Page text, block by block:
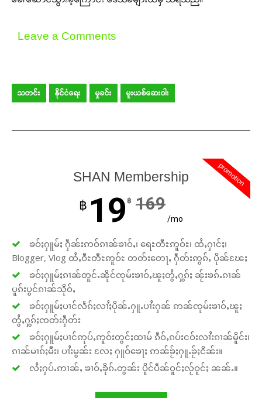
Leave a Comments
သတင်း နိုင်ငံရေး မှုခင်း မူးယစ်ဆေးဝါး
promotion
SHAN Membership
฿ 19 ฿ 169
/mo
ၶဝ်ႈႁူမ်ႈ ႁဵၼ်းဢဝ်ၵၢၼ်ၶၢဝ်ႇ၊ ရေႊတီႊဢူဝ်ႊ၊ ထႆႇႁၢင်ႈ၊
Blogger, Vlog ထႆႇဝီႊတီႊဢူဝ်ႊ တတ်းတေႃႇ ႁဵတ်းဢွၵ်ႇ ပိုၼ်ၽႄႈ
ၶဝ်ႈႁူမ်ႈၵၢၼ်တူင်ႉၼိုင်ၸုမ်းၶၢဝ်ႇၽူႈတွႆႇႁွၵ်ႈ ၼႂ်းၶၵ်ႉၵၢၼ်
ပူၵ်းပွင်ၵၢၼ်သိုဝ်ႇ
ၶဝ်ႈႁူမ်ႈပၢင်လႅၵ်ႈလၢႆႈပိုၼ်ႉႁူႉပၢႆးႁၼ် ဢၼ်ၸုမ်းၶၢဝ်ႇၽူႈ
တွႆႇႁွၵ်ႈၸတ်းႁဵတ်း
ၶဝ်ႈႁူမ်ႈပၢင်ဢုပ်ႇဢူဝ်းတွင်ႈထၢမ် ၵဵဝ်ႇၵပ်းငဝ်းလၢႆးၵၢၼ်မိူင်း၊
ၵၢၼ်မၢၵ်ႈမီး၊ ပၢႆးမွၼ်း လႄႈ ႁူဝ်ၶေႃႈ ဢၼ်ၶႂ်ႈႁူႉၶႂ်ႈငိၼ်း။
လႆႈႁပ်ႉဢၢၼ်ႇ ၶၢဝ်ႇၶိုၵ်ႉတွၼ်း ပိူင်ပဵၼ်ဝူင်ႈလႂ်ဝူင်ႈ ၼၼ်ႉ။